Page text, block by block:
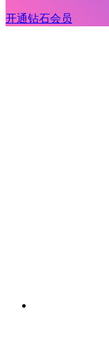
开通钻石会员